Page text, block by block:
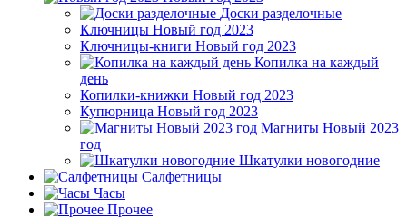
Доски разделочные
Ключницы Новый год 2023
Ключницы-книги Новый год 2023
Копилка на каждый
день
Копилки-книжки Новый год 2023
Купюрница Новый год 2023
Магниты Новый 2023
год
Шкатулки новогодние
Салфетницы
Часы
Прочее